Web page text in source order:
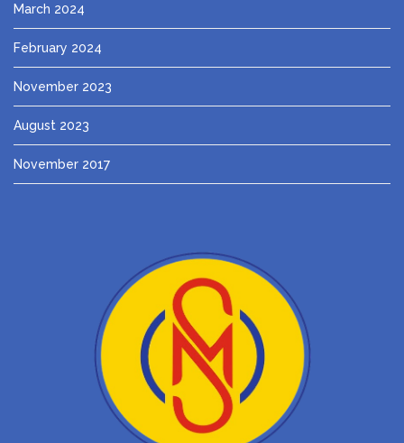
March 2024
February 2024
November 2023
August 2023
November 2017